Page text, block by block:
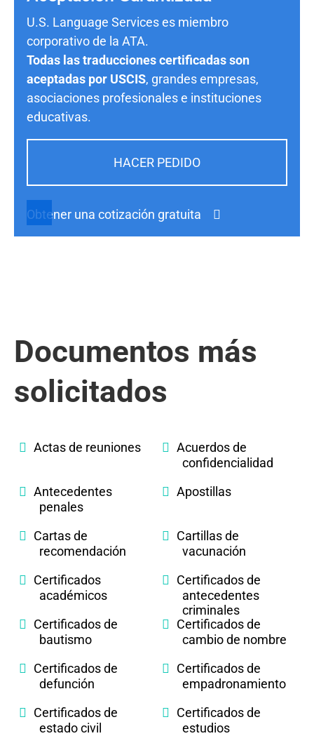
U.S. Language Services es miembro
corporativo de la ATA.
Todas las traducciones certificadas son
aceptadas por USCIS, grandes empresas,
asociaciones profesionales e instituciones
educativas.
HACER PEDIDO
Obtener una cotización gratuita
Documentos más
solicitados
Actas de reuniones
Acuerdos de
confidencialidad
Antecedentes
penales
Apostillas
Cartas de
recomendación
Cartillas de
vacunación
Certificados
académicos
Certificados de
antecedentes
criminales
Certificados de
bautismo
Certificados de
cambio de nombre
Certificados de
defunción
Certificados de
empadronamiento
Certificados de
estado civil
Certificados de
estudios